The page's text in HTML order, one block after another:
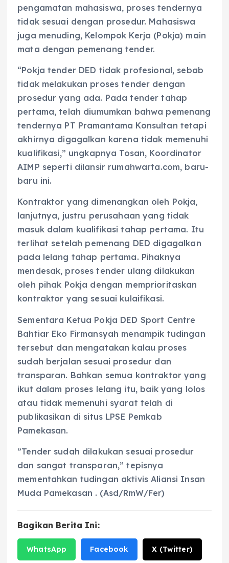
pengamatan mahasiswa, proses tendernya
tidak sesuai dengan prosedur. Mahasiswa
juga menuding, Kelompok Kerja (Pokja) main
mata dengan pemenang tender.
“Pokja tender DED tidak profesional, sebab
tidak melakukan proses tender dengan
prosedur yang ada. Pada tender tahap
pertama, telah diumumkan bahwa pemenang
tendernya PT Pramantama Konsultan tetapi
akhirnya digagalkan karena tidak memenuhi
kualifikasi,” ungkapnya Tosan, Koordinator
AIMP seperti dilansir rumahwarta.com, baru-
baru ini.
Kontraktor yang dimenangkan oleh Pokja,
lanjutnya, justru perusahaan yang tidak
masuk dalam kualifikasi tahap pertama. Itu
terlihat setelah pemenang DED digagalkan
pada lelang tahap pertama. Pihaknya
mendesak, proses tender ulang dilakukan
oleh pihak Pokja dengan memprioritaskan
kontraktor yang sesuai kulaifikasi.
Sementara Ketua Pokja DED Sport Centre
Bahtiar Eko Firmansyah menampik tudingan
tersebut dan mengatakan kalau proses
sudah berjalan sesuai prosedur dan
transparan. Bahkan semua kontraktor yang
ikut dalam proses lelang itu, baik yang lolos
atau tidak memenuhi syarat telah di
publikasikan di situs LPSE Pemkab
Pamekasan.
”Tender sudah dilakukan sesuai prosedur
dan sangat transparan,” tepisnya
mementahkan tudingan aktivis Aliansi Insan
Muda Pamekasan . (Asd/RmW/Fer)
Bagikan Berita Ini:
WhatsApp Facebook X (Twitter)